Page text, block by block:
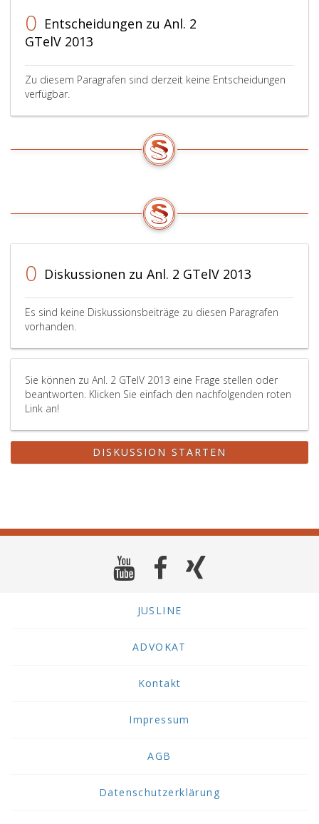
0 Entscheidungen zu Anl. 2
GTelV 2013
Zu diesem Paragrafen sind derzeit keine Entscheidungen
verfügbar.
0 Diskussionen zu Anl. 2 GTelV 2013
Es sind keine Diskussionsbeiträge zu diesen Paragrafen
vorhanden.
Sie können zu Anl. 2 GTelV 2013 eine Frage stellen oder
beantworten. Klicken Sie einfach den nachfolgenden roten
Link an!
DISKUSSION STARTEN
JUSLINE
ADVOKAT
Kontakt
Impressum
AGB
Datenschutzerklärung